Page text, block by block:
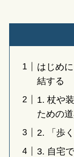
はじめ
結する
1. 杖や
ための道
2. 「歩
3. 自宅